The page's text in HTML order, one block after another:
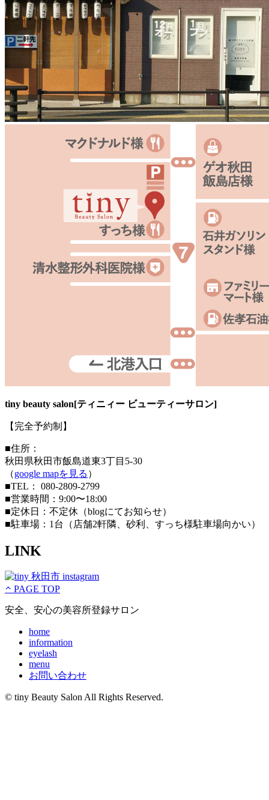
tiny beauty salon[ティニィー ビューティーサロン]
【完全予約制】
■住所：
秋田県秋田市飯島道東3丁目5-30
（google mapを見る ）
■TEL： 080-2809-2799
■営業時間：9:00〜18:00
■定休日：不定休（blogにてお知らせ）
■駐車場：1台（店舗2軒隣、砂利、すっち様駐車場向かい）
LINK
PAGE TOP
安全、安心の美容所登録サロン
home
information
eyelash
menu
お問い合わせ
© tiny Beauty Salon All Rights Reserved.